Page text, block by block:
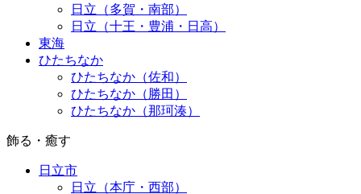
日立（多賀・南部）
日立（十王・豊浦・日高）
東海
ひたちなか
ひたちなか（佐和）
ひたちなか（勝田）
ひたちなか（那珂湊）
飾る・癒す
日立市
日立（本庁・西部）